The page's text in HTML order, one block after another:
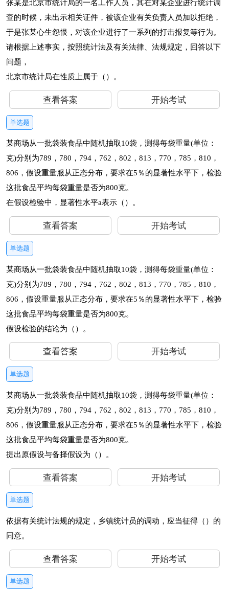
张某是北京市统计局的一名工作人员，其在对某企业进行统计调
查的时候，未出示相关证件，被该企业有关负责人员加以拒绝，
于是张某心生怨恨，对该企业进行了一系列的打击报复等行为。
请根据上述事实，按照统计法及有关法律、法规规定，回答以下
问题，
北京市统计局在性质上属于（）。
查看答案 开始考试
单选题
某商场从一批袋装食品中随机抽取10袋，测得每袋重量(单位：
克)分别为789，780，794，762，802，813，770，785，810，
806，假设重量服从正态分布，要求在5％的显著性水平下，检验
这批食品平均每袋重量是否为800克。
在假设检验中，显著性水平a表示（）。
查看答案 开始考试
单选题
某商场从一批袋装食品中随机抽取10袋，测得每袋重量(单位：
克)分别为789，780，794，762，802，813，770，785，810，
806，假设重量服从正态分布，要求在5％的显著性水平下，检验
这批食品平均每袋重量是否为800克。
假设检验的结论为（）。
查看答案 开始考试
单选题
某商场从一批袋装食品中随机抽取10袋，测得每袋重量(单位：
克)分别为789，780，794，762，802，813，770，785，810，
806，假设重量服从正态分布，要求在5％的显著性水平下，检验
这批食品平均每袋重量是否为800克。
提出原假设与备择假设为（）。
查看答案 开始考试
单选题
依据有关统计法规的规定，乡镇统计员的调动，应当征得（）的
同意。
查看答案 开始考试
单选题